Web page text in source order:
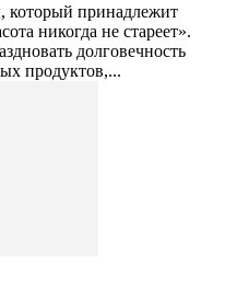
который принадлежит
никогда не стареет».
долговечность
продуктов,...